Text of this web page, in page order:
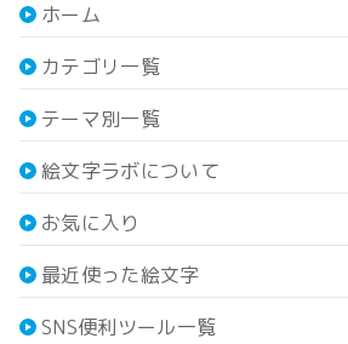
ホーム
カテゴリ一覧
テーマ別一覧
絵文字ラボについて
お気に入り
最近使った絵文字
SNS便利ツール一覧